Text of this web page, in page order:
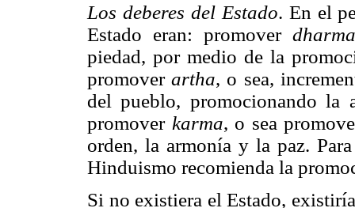
Los deberes del Estado. En el
Estado eran: promover dharma
piedad, por medio de la
promoverartha, o sea,
del pueblo, promocionando la
promover karma, o sea
orden, la armonía y la paz.
Hinduismo recomienda la
Si no existiera el Estado,